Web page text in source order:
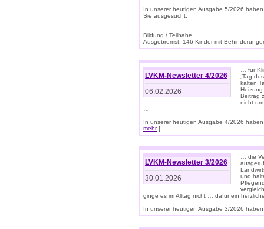
In unserer heutigen Ausgabe 5/2026
Sie ausgesucht:
Bildung / Teilhabe
Ausgebremst: 146 Kinder mit
LVKM-Newsletter 4/2026
06.02.2026
… für
„Tag
kalten
Beitrag
nicht
In unserer heutigen Ausgabe 4/2026
mehr]
LVKM-Newsletter 3/2026
30.01.2026
… die
und
ginge es im Alltag nicht … dafür ein
In unserer heutigen Ausgabe 3/2026